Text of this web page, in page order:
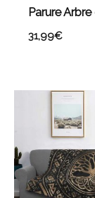
Parure Arbre
31,99€